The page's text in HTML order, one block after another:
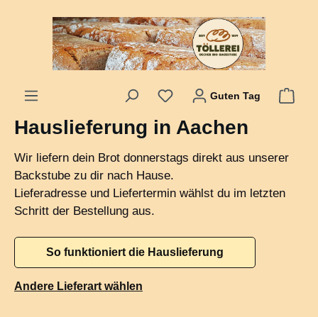
springen
Guten Tag
Hauslieferung in Aachen
Wir liefern dein Brot donnerstags direkt aus unserer
Backstube zu dir nach Hause.
Lieferadresse und Liefertermin wählst du im letzten
Schritt der Bestellung aus.
So funktioniert die Hauslieferung
Andere Lieferart wählen